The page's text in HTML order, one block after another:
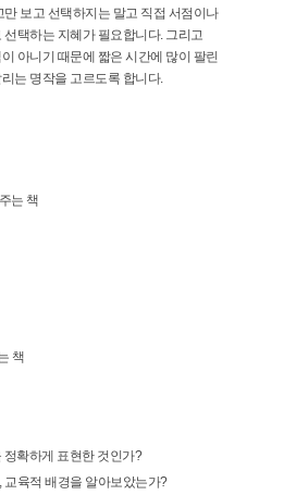
보고 선택하지는 말고 직접 서점이나
택하는 지혜가 필요합니다. 그리고
아니기 때문에 짧은 시간에 많이 팔린
는 명작을 고르도록 합니다.
는 책
책
정확하게 표현한 것인가?
교육적 배경을 알아보았는가?